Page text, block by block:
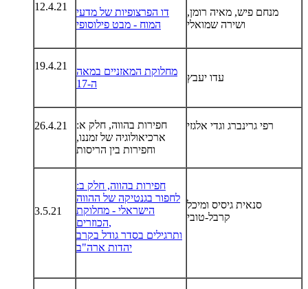
מנחם פיש, מאיה רומן,
ושירה שמואלי
דו הפרצופיות של מדעי
המוח - מבט פילוסופי
12.4.21
עדו יעבץ
מחלוקת המאזניים במאה
ה-17
19.4.21
רפי גרינברג וגדי אלגזי
חפירות בהווה, חלק א:
ארכיאולוגיה של זמננו,
וחפירות בין הריסות
26.4.21
סנאית גיסיס ומיכל
קרבל-טובי
חפירות בהווה, חלק ב:
לחפור בגנטיקה של ההווה
הישראלי - מחלוקת
הכוזרים,
ותרגילים בסדר גודל בקרב
יהדות ארה"ב
3.5.21